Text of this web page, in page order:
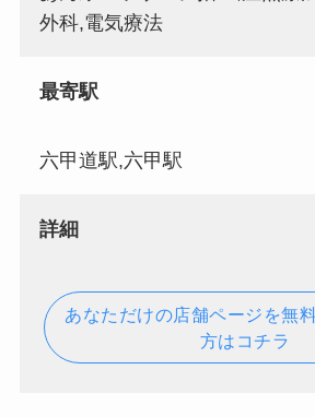
外科,電気療法
最寄駅
六甲道駅,六甲駅
詳細
あなただけの店舗ページを無
方はコチラ